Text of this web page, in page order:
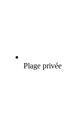
Plage privée